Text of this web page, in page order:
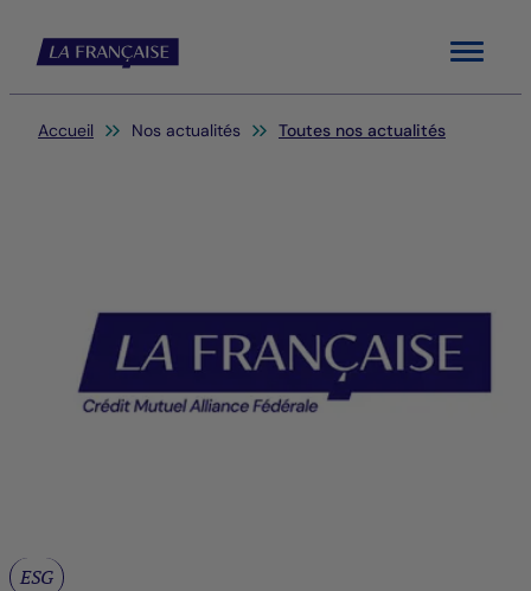
Menu
Vous êtes ici:
Accueil Nos actualités Toutes nos actualités
ESG